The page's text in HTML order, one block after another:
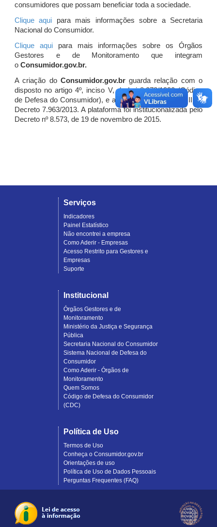
consumidores que possam beneficiar toda a sociedade.
Clique aqui para mais informações sobre a Secretaria
Nacional do Consumidor.
Clique aquipara mais informações sobre os Órgãos
Gestores e de Monitoramento que integram
o Consumidor.gov.br.
A criação do Consumidor.gov.brguarda relação com o
disposto no artigo 4º, inciso V, da Lei 8.078/1990 (Código
de Defesa do Consumidor), e artigo 7º, incisos I, II e III do
Decreto 7.963/2013. A plataforma foi institucionalizada pelo
Decreto nº 8.573, de 19 de novembro de 2015.
Serviços
Indicadores
Painel Estatístico
Não encontrei a empresa
Como Aderir - Empresas
Acesso Restrito para Gestores e
Empresas
Suporte
Institucional
Órgãos Gestores e de
Monitoramento
Ministério da Justiça e Segurança
Pública
Secretaria Nacional do Consumidor
Sistema Nacional de Defesa do
Consumidor
Como Aderir - Órgãos de
Monitoramento
Quem Somos
Código de Defesa do Consumidor
(CDC)
Política de Uso
Termos de Uso
Conheça o Consumidor.gov.br
Orientações de uso
Política de Uso de Dados Pessoais
Perguntas Frequentes (FAQ)